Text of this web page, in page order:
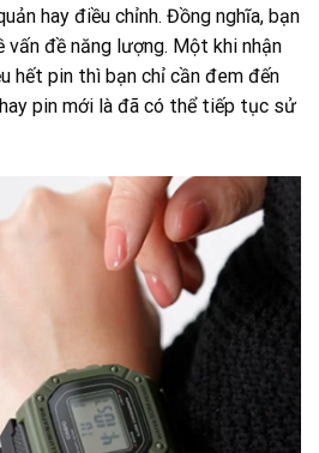
hay điều chỉnh. Đồng nghĩa, bạn
vấn đề năng lượng. Một khi nhận
hết pin thì bạn chỉ cần đem đến
pin mới là đã có thể tiếp tục sử